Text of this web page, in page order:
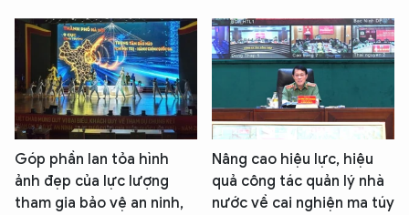
Góp phần lan tỏa hình
ảnh đẹp của lực lượng
tham gia bảo vệ an ninh,
Nâng cao hiệu lực, hiệu
quả công tác quản lý nhà
nước về cai nghiện ma túy